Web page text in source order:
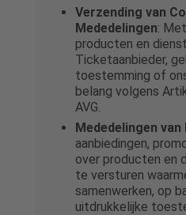
Verzending van
Mededelingen:
producten en
Ticketaanbieder,
toestemming of
belang volgens
AVG.
Mededelingen van
aanbiedingen,
over producten en
te versturen
samenwerken, op
uitdrukkelijke